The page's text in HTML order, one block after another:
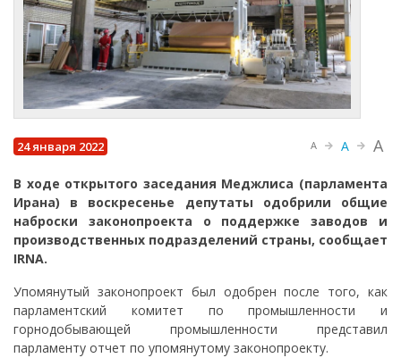
24 января 2022 A A A
В ходе открытого заседания Меджлиса (парламента
Ирана) в воскресенье депутаты одобрили общие
наброски законопроекта о поддержке заводов и
производственных подразделений страны, сообщает
IRNA.
Упомянутый законопроект был одобрен после того, как
парламентский комитет по промышленности и
горнодобывающей промышленности представил
парламенту отчет по упомянутому законопроекту.